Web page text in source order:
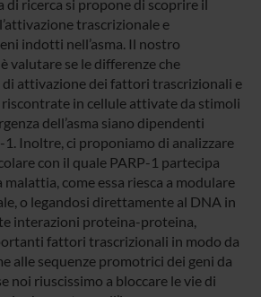
di ricerca si propone di scoprire il
trascrizionale e
indotti nell’asma. Il nostro
valutare se le differenze che
attivazione dei fattori trascrizionali e
riscontrate in cellule attivate da stimoli
dell’asma siano dipendenti
1. Inoltre, ci proponiamo di analizzare
con il quale PARP-1 partecipa
come essa riesca a modulare
o legandosi direttamente al DNA in
interazioni proteina-proteina,
fattori trascrizionali in modo da
alle sequenze promotrici dei geni da
noi riuscissimo a bloccare le vie di